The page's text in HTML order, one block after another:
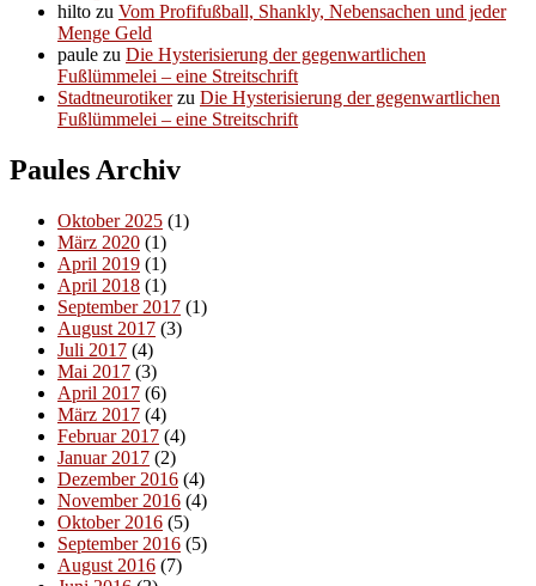
hilto zu Vom Profifußball, Shankly, Nebensachen und jeder
Menge Geld
paule zu Die Hysterisierung der gegenwartlichen
Fußlümmelei – eine Streitschrift
Stadtneurotikerzu Die Hysterisierung der gegenwartlichen
Fußlümmelei – eine Streitschrift
Paules Archiv
Oktober 2025 (1)
März 2020 (1)
April 2019 (1)
April 2018 (1)
September 2017 (1)
August 2017 (3)
Juli 2017 (4)
Mai 2017 (3)
April 2017 (6)
März 2017 (4)
Februar 2017 (4)
Januar 2017 (2)
Dezember 2016 (4)
November 2016 (4)
Oktober 2016 (5)
September 2016 (5)
August 2016 (7)